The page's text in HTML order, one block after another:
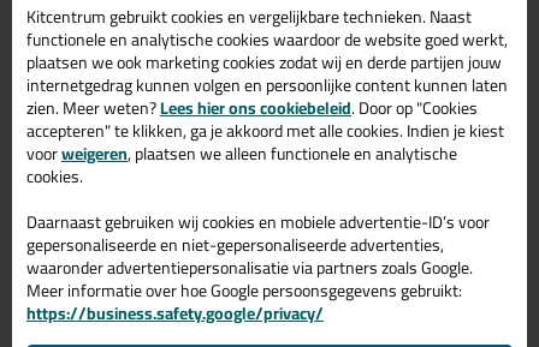
Ottoseal A220 Turbo
310ml
Direct overschilderbare
acrylaatkit
3,25
Bekijken
Kitcentrum gebruikt cookies en vergelijkbare technieken. Naast
functionele en analytische cookies waardoor de website goed werkt,
plaatsen we ook marketing cookies zodat wij en derde partijen jouw
internetgedrag kunnen volgen en persoonlijke content kunnen laten
zien. Meer weten?Lees hier ons cookiebeleid. Door op "Cookies
accepteren" te klikken, ga je akkoord met alle cookies. Indien je kiest
voorweigeren, plaatsen we alleen functionele en analytische
cookies.
Daarnaast gebruiken wij cookies en mobiele advertentie-ID’s voor
gepersonaliseerde en niet-gepersonaliseerde advertenties,
waaronder advertentiepersonalisatie via partners zoals Google.
Meer informatie over hoe Google persoonsgegevens gebruikt:
https://business.safety.google/privacy/